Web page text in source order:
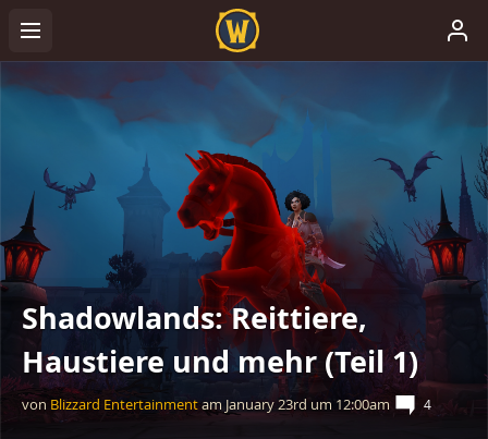
Shadowlands: Reittiere,
Haustiere und mehr (Teil 1)
von Blizzard Entertainmentam January 23rd um 12:00am 4